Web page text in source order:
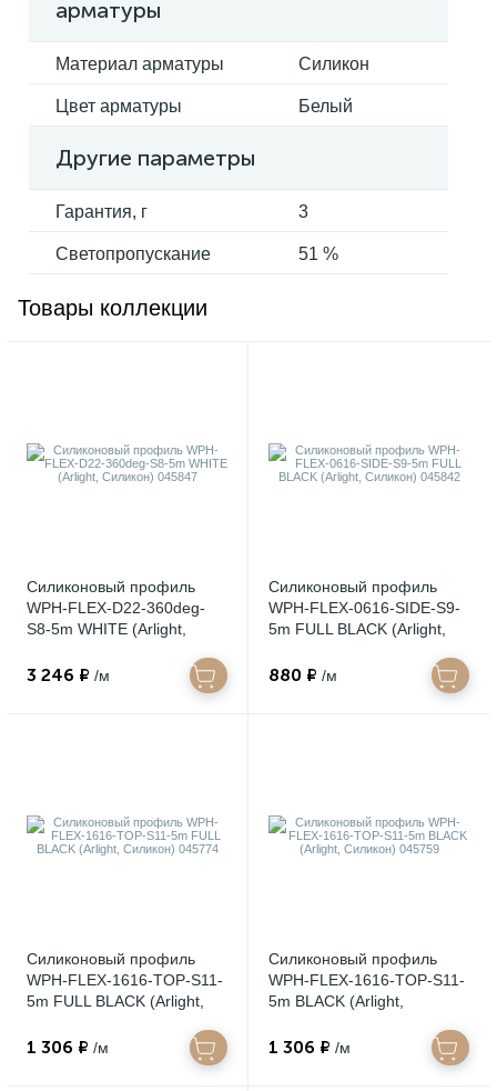
арматуры
Материал арматуры Силикон
Цвет арматуры Белый
Другие параметры
Гарантия, г 3
Светопропускание 51 %
Товары коллекции
Силиконовый профиль
WPH-FLEX-D22-360deg-
S8-5m WHITE (Arlight,
3 246 ₽ /м
Силиконовый профиль
WPH-FLEX-0616-SIDE-S9-
5m FULL BLACK (Arlight,
880 ₽ /м
Силиконовый профиль
WPH-FLEX-1616-TOP-S11-
5m FULL BLACK (Arlight,
1 306 ₽ /м
Силиконовый профиль
WPH-FLEX-1616-TOP-S11-
5m BLACK (Arlight,
1 306 ₽ /м